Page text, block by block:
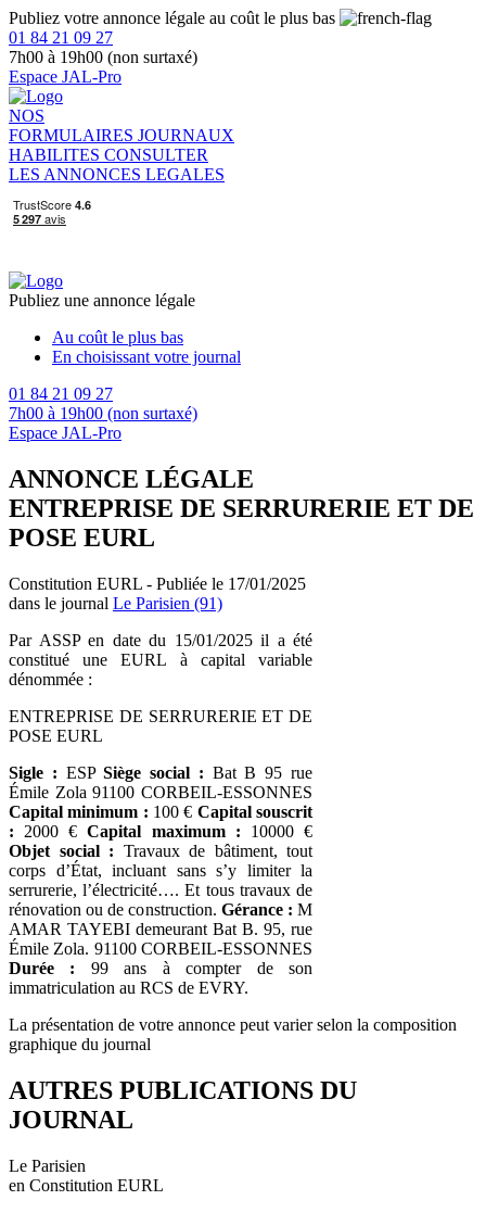
Publiez votre annonce légale au coût le plus bas
01 84 21 09 27
7h00 à 19h00 (non surtaxé)
Espace JAL-Pro
NOS
FORMULAIRES JOURNAUX
HABILITES CONSULTER
LES ANNONCES LEGALES
Publiez une annonce légale
Au coût le plus bas
En choisissant votre journal
01 84 21 09 27
7h00 à 19h00 (non surtaxé)
Espace JAL-Pro
ANNONCE LÉGALE
ENTREPRISE DE SERRURERIE ET DE
POSE EURL
Constitution EURL - Publiée le 17/01/2025
dans le journal Le Parisien (91)
Par ASSP en date du 15/01/2025 il a été
constitué une EURL à capital variable
dénommée :
ENTREPRISE DE SERRURERIE ET DE
POSE EURL
Sigle : ESPSiège social : Bat B 95 rue
Émile Zola 91100 CORBEIL-ESSONNES
Capital minimum : 100 € Capital souscrit
: 2000 €Capital maximum : 10000 €
Objet social : Travaux de bâtiment, tout
corps d’État, incluant sans s’y limiter la
serrurerie, l’électricité…. Et tous travaux de
rénovation ou de construction. Gérance : M
AMAR TAYEBI demeurant Bat B. 95, rue
Émile Zola. 91100 CORBEIL-ESSONNES
Durée : 99 ans à compter de son
immatriculation au RCS de EVRY.
La présentation de votre annonce peut varier selon la composition
graphique du journal
AUTRES PUBLICATIONS DU
JOURNAL
Le Parisien
en Constitution EURL